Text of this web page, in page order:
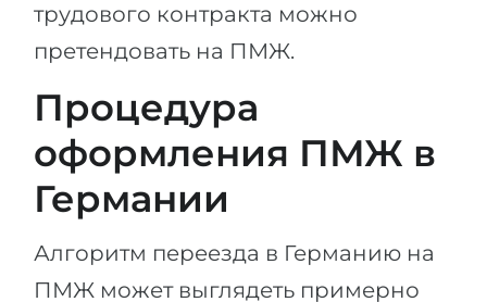
трудового контракта можно
претендовать на ПМЖ.
Процедура
оформления ПМЖ в
Германии
Алгоритм переезда в Германию на
ПМЖ может выглядеть примерно